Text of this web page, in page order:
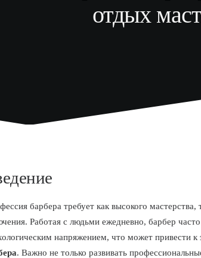
отдых
барбера требует как высокого мастерства,
Работая с людьми ежедневно, барбер
напряжением, что может привести к
. Важно не только развивать